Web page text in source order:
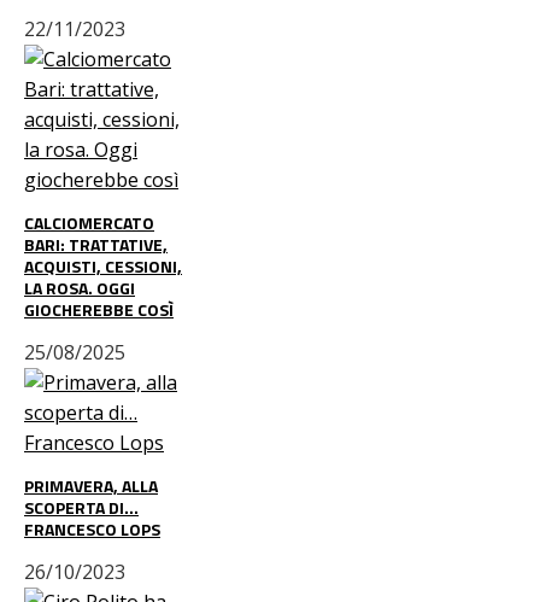
22/11/2023
CALCIOMERCATO
BARI: TRATTATIVE,
ACQUISTI, CESSIONI,
LA ROSA. OGGI
GIOCHEREBBE COSÌ
25/08/2025
PRIMAVERA, ALLA
SCOPERTA DI…
FRANCESCO LOPS
26/10/2023